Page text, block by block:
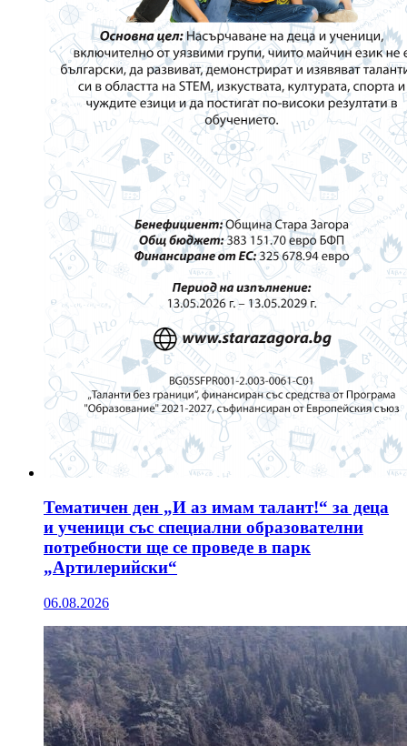
Тематичен ден „И аз имам талант!“ за деца
и ученици със специални образователни
потребности ще се проведе в парк
„Артилерийски“
06.08.2026